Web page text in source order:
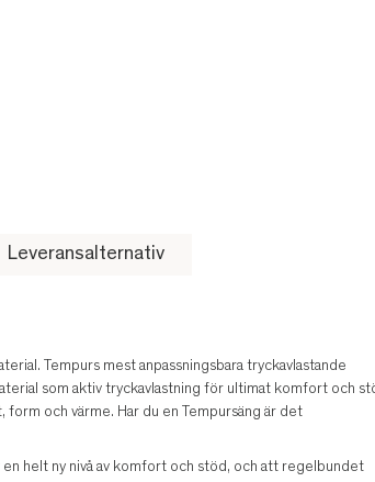
Leveransalternativ
Tempurs mest anpassningsbara tryckavlastande
som aktiv tryckavlastning för ultimat komfort och
och värme. Har du en Tempursäng är det
helt ny nivå av komfort och stöd, och att regelbundet